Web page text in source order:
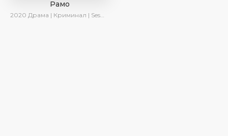
Рамо
2020 Драма | Криминал | SesDizi | Ирина Котова